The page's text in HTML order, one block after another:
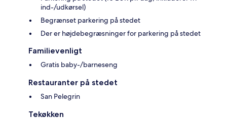
ind-/udkørsel)
Begrænset parkering på stedet
Der er højdebegræsninger for parkering på stedet
Familievenligt
Gratis baby-/barneseng
Restauranter på stedet
San Pelegrin
Tekøkken